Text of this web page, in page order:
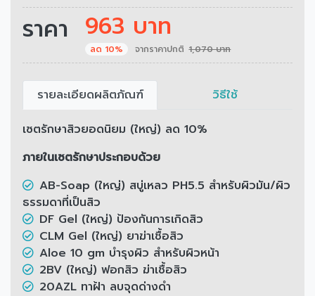
ราคา 963 บาท
ลด 10% จากราคาปกติ 1,070 บาท
รายละเอียดผลิตภัณฑ์ วิธีใช้
เซตรักษาสิวยอดนิยม (ใหญ่) ลด 10%
ภายในเซตรักษาประกอบด้วย
AB-Soap (ใหญ่) สบู่เหลว PH5.5 สำหรับผิวมัน/ผิว
ธรรมดาที่เป็นสิว
DF Gel (ใหญ่) ป้องกันการเกิดสิว
CLM Gel (ใหญ่) ยาฆ่าเชื้อสิว
Aloe 10 gm บำรุงผิว สำหรับผิวหน้า
2BV (ใหญ่) ฟอกสิว ฆ่าเชื้อสิว
20AZL ทาฝ้า ลบจุดด่างดำ